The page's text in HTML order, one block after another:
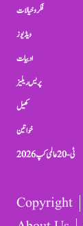
فکر و خیالات
ویڈیوز
ادبیات
پریس ریلیز
کھیل
خواتین
ٹی-20 عالمی کپ 2026
Copyright